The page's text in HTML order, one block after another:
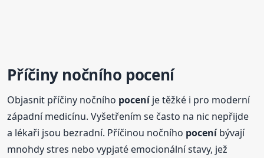
Příčiny nočního pocení
Objasnit příčiny nočního poceníje těžké i pro moderní
západní medicínu. Vyšetřením se často na nic nepřijde
a lékaři jsou bezradní. Příčinou nočního poceníbývají
mnohdy stres nebo vypjaté emocionální stavy, jež